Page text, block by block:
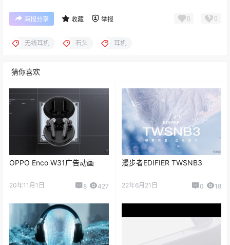
海报分享 收藏 举报 0 0
无线耳机 石头 耳机
猜你喜欢
OPPO Enco W31广告动画
20年11月1日 8 427
漫步者EDIFIER TWSNB3
22年6月21日 0 18